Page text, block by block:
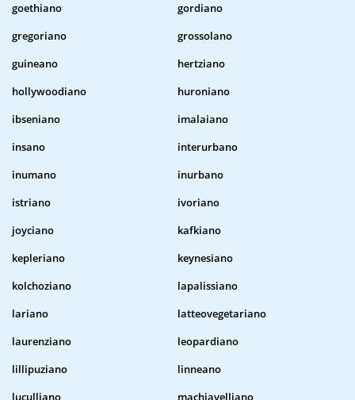
goethiano
gordiano
gregoriano
grossolano
guineano
hertziano
hollywoodiano
huroniano
ibseniano
imalaiano
insano
interurbano
inumano
inurbano
istriano
ivoriano
joyciano
kafkiano
kepleriano
keynesiano
kolchoziano
lapalissiano
lariano
latteovegetariano
laurenziano
leopardiano
lillipuziano
linneano
luculliano
machiavelliano